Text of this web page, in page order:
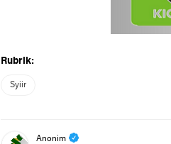
Rubrik:
Syiir
Anonim